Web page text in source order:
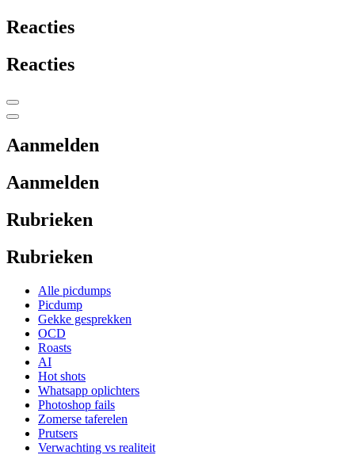
Reacties
Reacties
Aanmelden
Aanmelden
Rubrieken
Rubrieken
Alle picdumps
Picdump
Gekke gesprekken
OCD
Roasts
AI
Hot shots
Whatsapp oplichters
Photoshop fails
Zomerse taferelen
Prutsers
Verwachting vs realiteit